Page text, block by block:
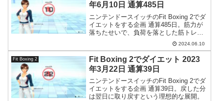
年6月10日 通算485日
ニンテンドースイッチのFit Boxing 2でダ
イエットをする企画 通算485日。筋力が
落ちたせいで、負荷を落とした筋トレで
2024.06.10
Fit Boxing 2
Fit Boxing 2でダイエット 2023
年3月22日 通算39日
ニンテンドースイッチのFit Boxing 2でダ
イエットをする企画 通算39日。戻した分
は翌日に取り戻すという理想的な展開。